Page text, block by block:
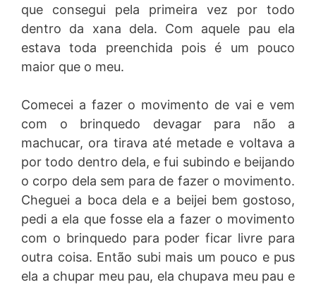
que consegui pela primeira vez por todo
dentro da xana dela. Com aquele pau ela
estava toda preenchida pois é um pouco
maior que o meu.
Comecei a fazer o movimento de vai e vem
com o brinquedo devagar para não a
machucar, ora tirava até metade e voltava a
por todo dentro dela, e fui subindo e beijando
o corpo dela sem para de fazer o movimento.
Cheguei a boca dela e a beijei bem gostoso,
pedi a ela que fosse ela a fazer o movimento
com o brinquedo para poder ficar livre para
outra coisa. Então subi mais um pouco e pus
ela a chupar meu pau, ela chupava meu pau e